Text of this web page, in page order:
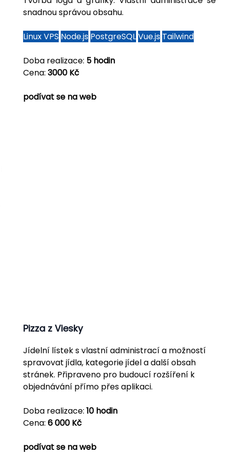
snadnou správou obsahu.
Linux VPS Node.js PostgreSQLVue.js Tailwind
Doba realizace: 5 hodin
Cena: 3000 Kč
podívat se na web
Pizza z Viesky
Jídelní lístek s vlastní administrací a možností
spravovat jídla, kategorie jídel a další obsah
stránek. Připraveno pro budoucí rozšíření k
objednávání přímo přes aplikaci.
Doba realizace: 10 hodin
Cena: 6 000 Kč
podívat se na web